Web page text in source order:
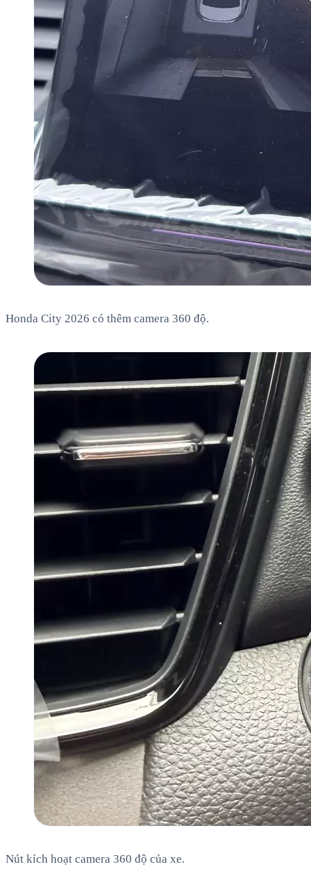
Honda City 2026 có thêm camera 360 độ.
Nút kích hoạt camera 360 độ của xe.